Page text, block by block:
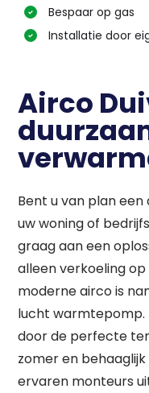
Bespaar op gas
Installatie door
Airco
Bent u van plan
uw woning of
graag aan een
alleen verkoeling
moderne airco is
lucht warmtepomp.
door de perfecte
zomer en
ervaren monteurs